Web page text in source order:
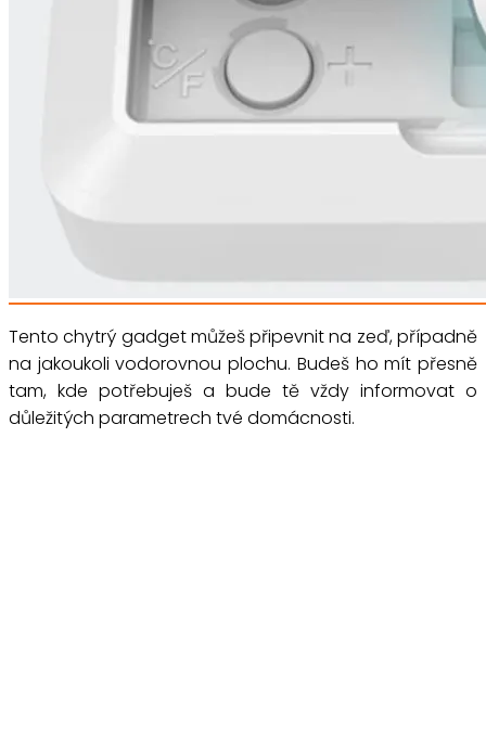
Tento chytrý gadget můžeš připevnit na zeď, případně
na jakoukoli vodorovnou plochu. Budeš ho mít přesně
tam, kde potřebuješ a bude tě vždy informovat o
důležitých parametrech tvé domácnosti.